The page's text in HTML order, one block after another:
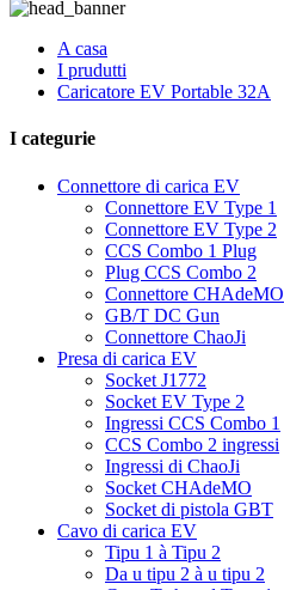
A casa
I prudutti
Caricatore EV Portable 32A
I categurie
Connettore di carica EV
Connettore EV Type 1
Connettore EV Type 2
CCS Combo 1 Plug
Plug CCS Combo 2
Connettore CHAdeMO
GB/T DC Gun
Connettore ChaoJi
Presa di carica EV
Socket J1772
Socket EV Type 2
Ingressi CCS Combo 1
CCS Combo 2 ingressi
Ingressi di ChaoJi
Socket CHAdeMO
Socket di pistola GBT
Cavo di carica EV
Tipu 1 à Tipu 2
Da u tipu 2 à u tipu 2